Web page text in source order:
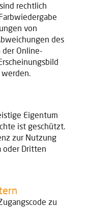
rechtlich
von
des
der Online-
werden.
Eigentum
ist geschützt.
zur Nutzung
oder Dritten
zu